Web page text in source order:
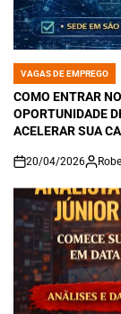
POSTED
IN
VAGAS DE EMPREGO
COMO ENTRAR
OPORTUNIDADE
ACELERAR SUA
on
20/04/2026